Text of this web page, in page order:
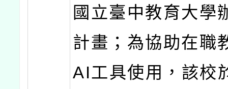
國立臺中教育大學
計畫；為協助在職
AI工具使用，該校